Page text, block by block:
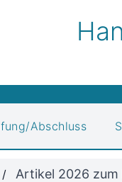
Abschluss
Artikel 2026 zum